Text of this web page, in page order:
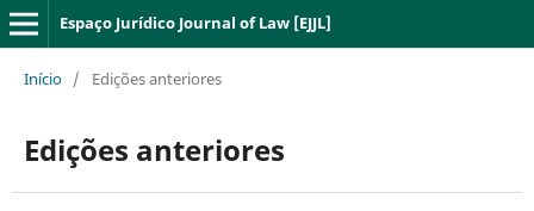
Espaço Jurídico Journal of Law [EJJL]
Início / Edições anteriores
Edições anteriores